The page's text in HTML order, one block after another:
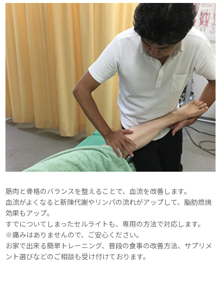
筋肉と骨格のバランスを整えることで、血流を改善します。
血流がよくなると新陳代謝やリンパの流れがアップして、脂肪燃焼
効果もアップ。
すでについてしまったセルライトも、専用の方法で対応します。
※痛みはありませんので、ご安心ください。
お家で出来る簡単トレーニング、普段の食事の改善方法、サプリメ
ント選びなどのご相談も受け付けております。